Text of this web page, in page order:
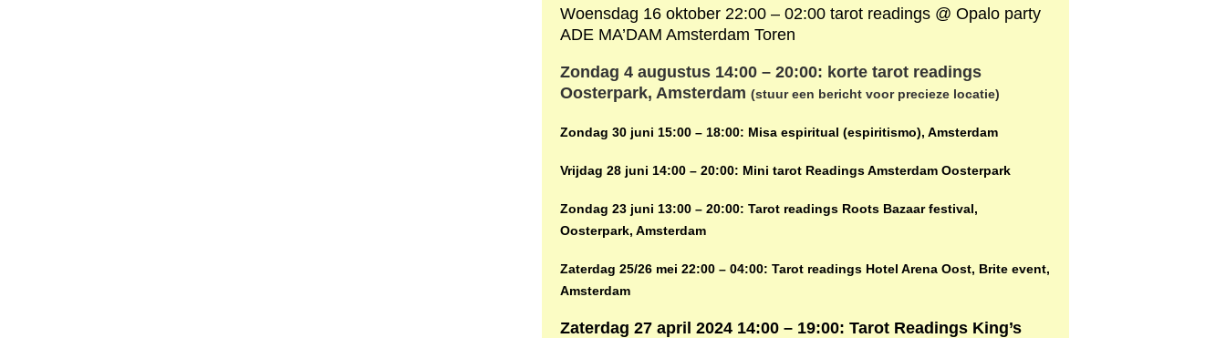
Woensdag 16 oktober 22:00 – 02:00 tarot readings @ Opalo party
ADE MA’DAM Amsterdam Toren
Zondag 4 augustus 14:00 – 20:00: korte tarot readings
Oosterpark, Amsterdam (stuur een bericht voor precieze locatie)
Zondag 30 juni 15:00 – 18:00: Misa espiritual (espiritismo), Amsterdam
Vrijdag 28 juni 14:00 – 20:00: Mini tarot Readings Amsterdam Oosterpark
Zondag 23 juni 13:00 – 20:00: Tarot readings Roots Bazaar festival,
Oosterpark, Amsterdam
Zaterdag 25/26 mei 22:00 – 04:00: Tarot readings Hotel Arena Oost, Brite event,
Amsterdam
Zaterdag 27 april 2024 14:00 – 19:00: Tarot Readings King’s